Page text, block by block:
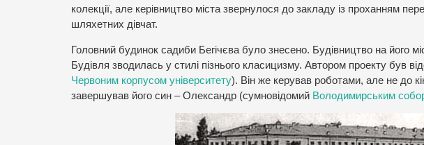
колекції, але керівництво міста звернулося до закладу із проханням
шляхетних дівчат.
Головний будинок садиби Бегічєва було знесено. Будівництво на його
Будівля зводилась у стилі пізнього класицизму. Автором проекту був
Червоним корпусом університету). Він же керував роботами, але не до
завершував його син – Олександр (сумновідомий Володимирським